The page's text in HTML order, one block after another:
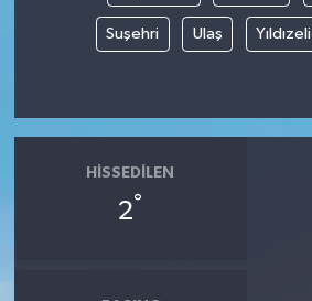
Suşehri Ulaş Yıldızeli
HISSEDILEN
2°